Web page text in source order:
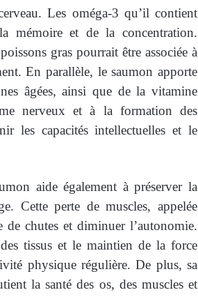
Les oméga-3 qu’il contient
mémoire et de la concentration.
gras pourrait être associée à
En parallèle, le saumon apporte
âgées, ainsi que de la vitamine
nerveux et à la formation des
les capacités intellectuelles et le
aide également à préserver la
Cette perte de muscles, appelée
chutes et diminuer l’autonomie.
tissus et le maintien de la force
physique régulière. De plus, sa
la santé des os, des muscles et